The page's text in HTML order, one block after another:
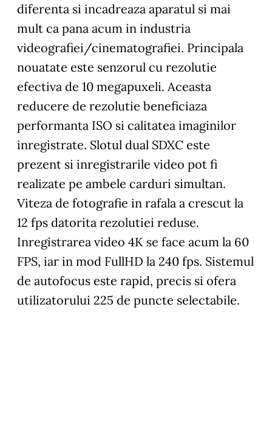
diferenta si incadreaza aparatul si mai
mult ca pana acum in industria
videografiei/cinematografiei. Principala
nouatate este senzorul cu rezolutie
efectiva de 10 megapuxeli. Aceasta
reducere de rezolutie beneficiaza
performanta ISO si calitatea imaginilor
inregistrate. Slotul dual SDXC este
prezent si inregistrarile video pot fi
realizate pe ambele carduri simultan.
Viteza de fotografie in rafala a crescut la
12 fps datorita rezolutiei reduse.
Inregistrarea video 4K se face acum la 60
FPS, iar in mod FullHD la 240 fps. Sistemul
de autofocus este rapid, precis si ofera
utilizatorului 225 de puncte selectabile.